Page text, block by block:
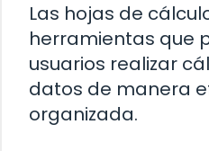
Las hojas de
herramientas que
usuarios realizar
datos de manera
organizada.